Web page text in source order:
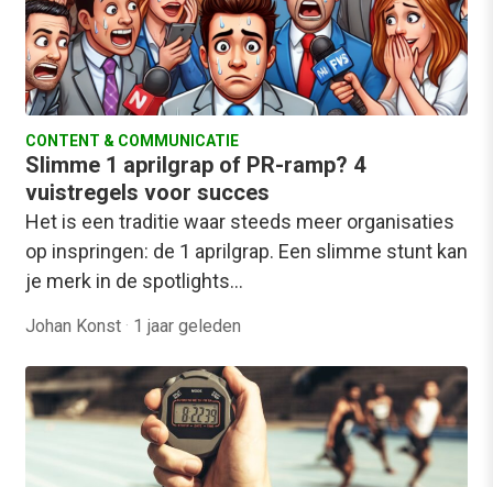
CONTENT & COMMUNICATIE
Slimme 1 aprilgrap of PR-ramp? 4
vuistregels voor succes
Het is een traditie waar steeds meer organisaties
op inspringen: de 1 aprilgrap. Een slimme stunt kan
je merk in de spotlights…
Johan Konst · 1 jaar geleden